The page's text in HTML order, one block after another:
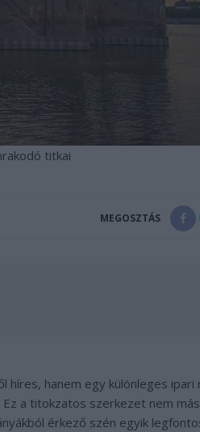
titkai
MEGOSZTÁS
hanem egy különleges ipari
a titokzatos szerkezet nem
érkező szén egyik